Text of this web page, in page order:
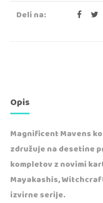
Deli na:
Opis
Magnificent Mavens
združuje na desetine
kompletov z novimi
Mayakashis,
izvirne serije.